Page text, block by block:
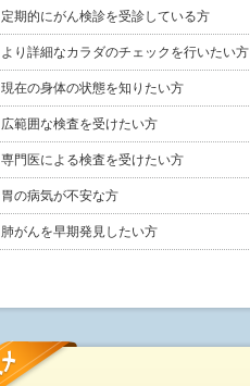
定期的にがん検診を受診している方
より詳細なカラダのチェックを行いたい方
現在の身体の状態を知りたい方
広範囲な検査を受けたい方
専門医による検査を受けたい方
胃の病気が不安な方
肺がんを早期発見したい方